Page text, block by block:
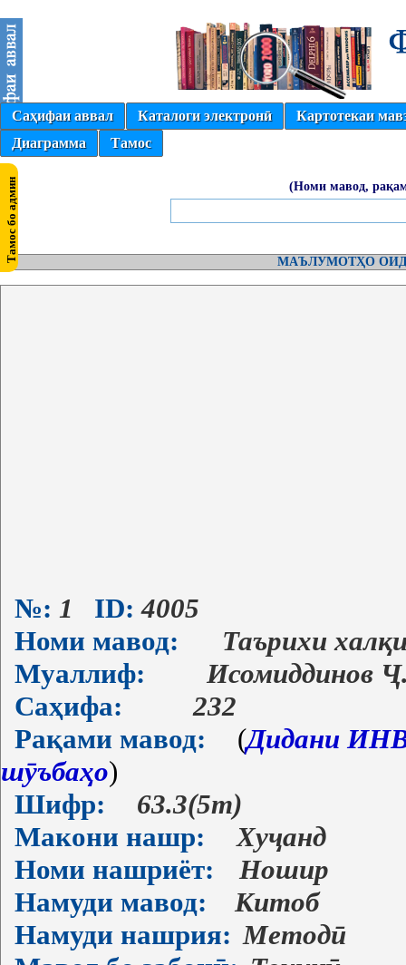
Саҳифаи аввал Каталоги электронӣ
Картотекаи
Диаграмма
Тамос
(Номи мавод,
МАЪЛУМОТҲО
№: 1 ID: 4005
Номи мавод:
Таърихи
Муаллиф:
Исомиддинов
Саҳифа:
232
Рақами мавод:
(Дидани
шӯъбаҳо)
Шифр:
63.3(5т)
Макони нашр:
Хуҷанд
Номи нашриёт:
Ношир
Намуди мавод:
Китоб
Намуди нашрия: Методӣ